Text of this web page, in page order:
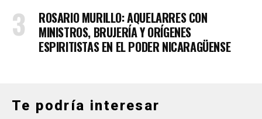
ROSARIO MURILLO: AQUELARRES CON
MINISTROS, BRUJERÍA Y ORÍGENES
ESPIRITISTAS EN EL PODER NICARAGÜENSE
Te podría interesar